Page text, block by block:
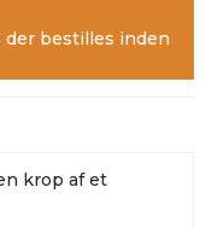
der bestilles inden
krop af et